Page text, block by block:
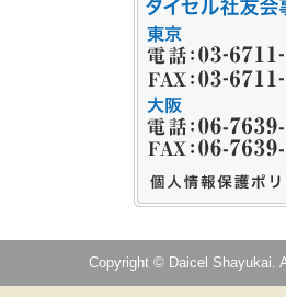
Copyright © Daicel Shayukai.